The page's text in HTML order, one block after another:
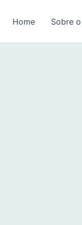
Home Sobre